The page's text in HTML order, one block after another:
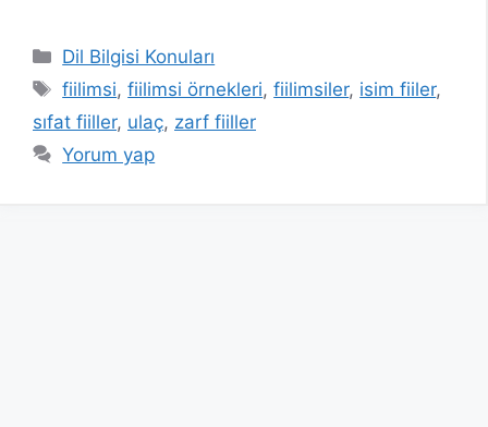
Kategoriler
Dil Bilgisi Konuları
Etiketler
fiilimsi,fiilimsi örnekleri,fiilimsiler, isim fiiler,
sıfat fiiller, ulaç, zarf fiiller
Yorum yap